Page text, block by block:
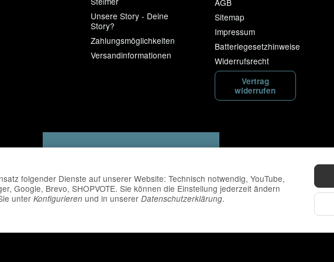
Unsere Story - Deine
Story?
Zahlungsmöglichkeiten
Versandinformationen
Sitemap
Impressum
Batteriegesetzhinweise
Widerrufsrecht
Vertrag
widerrufen
folgender Dienste auf unserer Website: Technisch notwendig, YouTube,
Google, Brevo, SHOPVOTE. Sie können die Einstellung jederzeit ändern
unter Konfigurieren und in unserer Datenschutzerklärung.